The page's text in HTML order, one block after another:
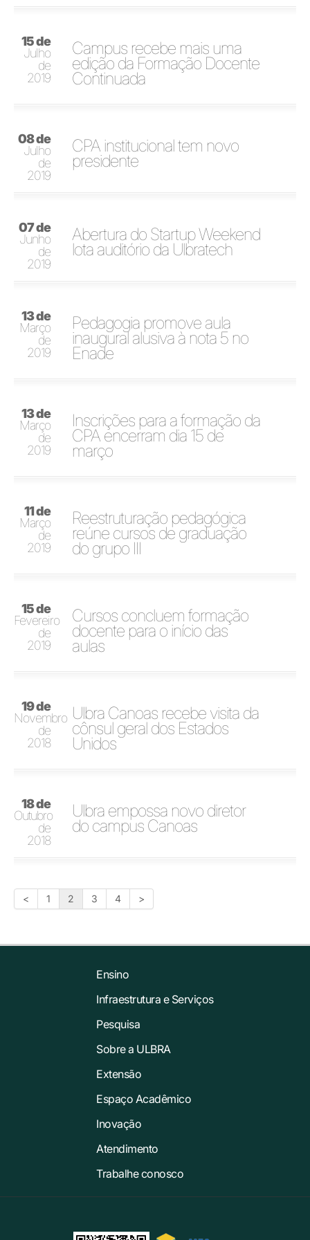
15 de
Julho
de
2019
Campus recebe mais uma
edição da Formação Docente
Continuada
08 de
Julho
de
2019
CPA institucional tem novo
presidente
07 de
Junho
de
2019
Abertura do Startup Weekend
lota auditório da Ulbratech
13 de
Março
de
2019
Pedagogia promove aula
inaugural alusiva à nota 5 no
Enade
13 de
Março
de
2019
Inscrições para a formação da
CPA encerram dia 15 de
março
11 de
Março
de
2019
Reestruturação pedagógica
reúne cursos de graduação
do grupo III
15 de
Fevereiro
de
2019
Cursos concluem formação
docente para o início das
aulas
19 de
Novembro
de
2018
Ulbra Canoas recebe visita da
cônsul geral dos Estados
Unidos
18 de
Outubro
de
2018
Ulbra empossa novo diretor
do campus Canoas
< 1 2 3 4 >
Ensino
Infraestrutura e Serviços
Pesquisa
Sobre a ULBRA
Extensão
Espaço Acadêmico
Inovação
Atendimento
Trabalhe conosco